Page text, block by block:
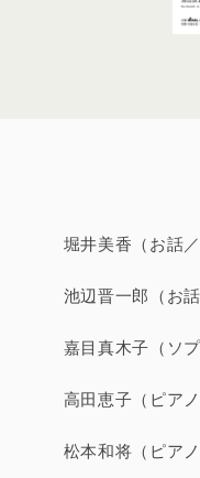
堀井美香（お話
池辺晋一郎（お
嘉目真木子（ソ
高田恵子（ピア
松本和将（ピア